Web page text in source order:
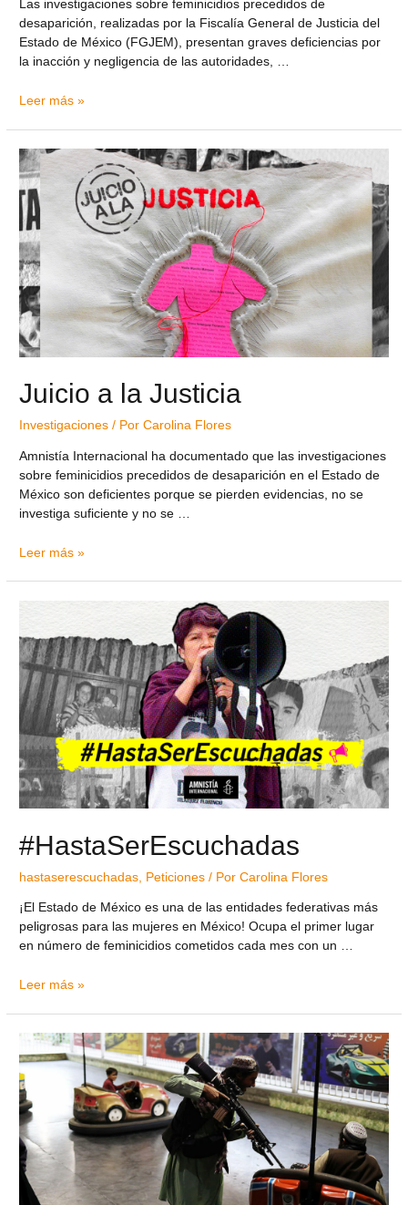
Las investigaciones sobre feminicidios precedidos de
desaparición, realizadas por la Fiscalía General de Justicia del
Estado de México (FGJEM), presentan graves deficiencias por
la inacción y negligencia de las autoridades, …
Leer más »
Juicio a la Justicia
Investigaciones / PorCarolina Flores
Amnistía Internacional ha documentado que las investigaciones
sobre feminicidios precedidos de desaparición en el Estado de
México son deficientes porque se pierden evidencias, no se
investiga suficiente y no se …
Leer más »
#HastaSerEscuchadas
hastaserescuchadas Peticiones / PorCarolina Flores
¡El Estado de México es una de las entidades federativas más
peligrosas para las mujeres en México! Ocupa el primer lugar
en número de feminicidios cometidos cada mes con un …
Leer más »